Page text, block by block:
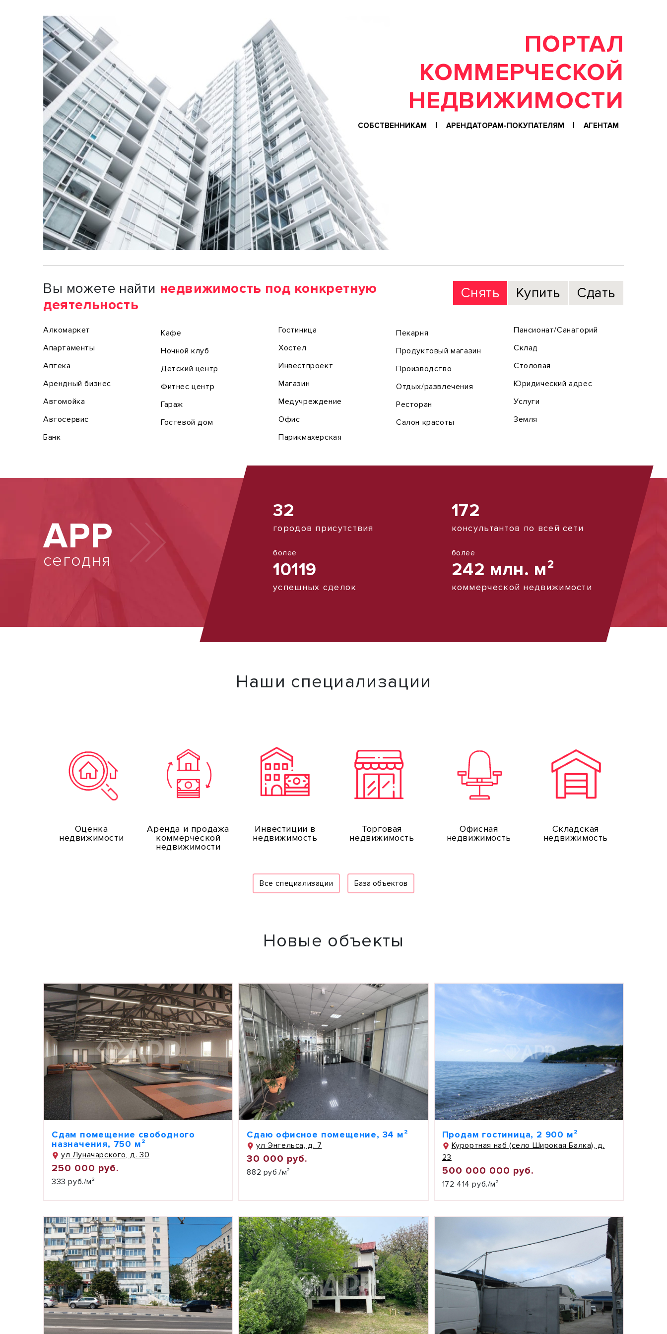
ПОРТАЛ
КОММЕРЧЕСКОЙ
СОБСТВЕННИКАМ АРЕНДАТОРАМ-ПОКУПАТЕЛЯМ АГЕНТАМ
Вы можете найти недвижимость под конкретную
деятельность
Снять Купить Сдать
Алкомаркет
Апартаменты
Аптека
Арендный бизнес
Автомойка
Автосервис
Банк
Кафе
Ночной клуб
Детский центр
Фитнес центр
Гараж
Гостевой дом
Гостиница
Хостел
Инвестпроект
Магазин
Медучреждение
Офис
Парикмахерская
Пекарня
Продуктовый магазин
Производство
Отдых/развлечения
Ресторан
Салон красоты
Пансионат/Санаторий
Склад
Столовая
Юридический адрес
Услуги
Земля
АРР
сегодня
32
городов присутствия
172
консультантов по всей сети
более
10119
успешных сделок
более
242 млн. м²
коммерческой недвижимости
Наши специализации
Оценка
недвижимости
Аренда и продажа
коммерческой
недвижимости
Инвестиции в
недвижимость
Торговая
недвижимость
Офисная
недвижимость
Складская
недвижимость
Все специализации База объектов
Новые объекты
Сдам помещение свободного
назначения, 750 м²
ул Луначарского, д. 30
250 000 руб.
333 руб./м²
Сдаю офисное помещение, 34 м²
ул Энгельса, д. 7
30 000 руб.
882 руб./м²
Продам гостиница, 2 900 м²
Курортная наб (село Широкая Балка), д.
23
500 000 000 руб.
172 414 руб./м²